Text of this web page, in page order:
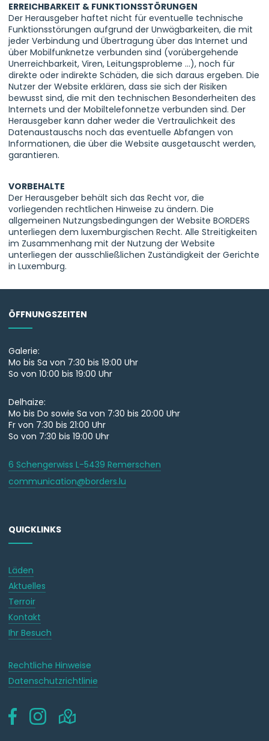
ERREICHBARKEIT & FUNKTIONSSTÖRUNGEN
Der Herausgeber haftet nicht für eventuelle technische
Funktionsstörungen aufgrund der Unwägbarkeiten, die mit
jeder Verbindung und Übertragung über das Internet und
über Mobilfunknetze verbunden sind (vorübergehende
Unerreichbarkeit, Viren, Leitungsprobleme ...), noch für
direkte oder indirekte Schäden, die sich daraus ergeben. Die
Nutzer der Website erklären, dass sie sich der Risiken
bewusst sind, die mit den technischen Besonderheiten des
Internets und der Mobiltelefonnetze verbunden sind. Der
Herausgeber kann daher weder die Vertraulichkeit des
Datenaustauschs noch das eventuelle Abfangen von
Informationen, die über die Website ausgetauscht werden,
garantieren.
VORBEHALTE
Der Herausgeber behält sich das Recht vor, die
vorliegenden rechtlichen Hinweise zu ändern. Die
allgemeinen Nutzungsbedingungen der Website BORDERS
unterliegen dem luxemburgischen Recht. Alle Streitigkeiten
im Zusammenhang mit der Nutzung der Website
unterliegen der ausschließlichen Zuständigkeit der Gerichte
in Luxemburg.
ÖFFNUNGSZEITEN
Galerie:
Mo bis Sa von 7:30 bis 19:00 Uhr
So von 10:00 bis 19:00 Uhr
Delhaize:
Mo bis Do sowie Sa von 7:30 bis 20:00 Uhr
Fr von 7:30 bis 21:00 Uhr
So von 7:30 bis 19:00 Uhr
6 Schengerwiss L-5439 Remerschen
communication@borders.lu
QUICKLINKS
Läden
Aktuelles
Terroir
Kontakt
Ihr Besuch
Rechtliche Hinweise
Datenschutzrichtlinie